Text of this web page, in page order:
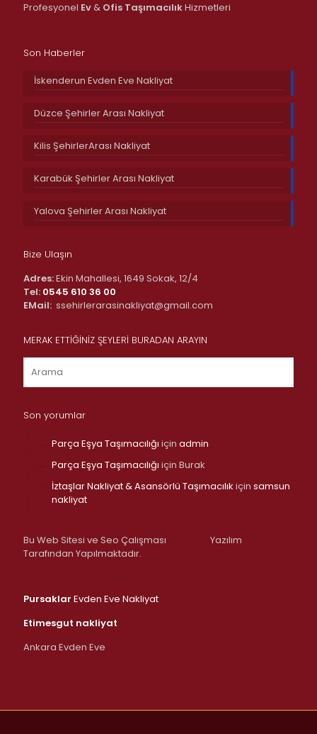
Profesyonel Ev& Ofis TaşımacılıkHizmetleri
Son Haberler
İskenderun Evden Eve Nakliyat
Düzce Şehirler Arası Nakliyat
Kilis ŞehirlerArası Nakliyat
Karabük Şehirler Arası Nakliyat
Yalova Şehirler Arası Nakliyat
Bize Ulaşın
Adres:Ekin Mahallesi, 1649 Sokak, 12/4
Tel: 0545 610 36 00
EMail: ssehirlerarasinakliyat@gmail.com
MERAK ETTİĞİNİZ ŞEYLERİ BURADAN ARAYIN
Son yorumlar
Parça Eşya Taşımacılığı için admin
Parça Eşya Taşımacılığı için Burak
İztaşlar Nakliyat & Asansörlü Taşımacılık için samsun
nakliyat
Bu Web Sitesi ve Seo Çalışması
Yazılım
Tarafından Yapılmaktadır.
Pursaklar Evden Eve Nakliyat
Etimesgut nakliyat
Ankara Evden Eve